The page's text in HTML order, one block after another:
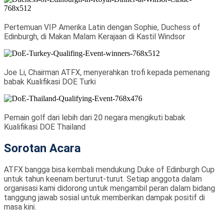
Pertemuan VIP Amerika Latin dengan Sophie, Duchess of
Edinburgh, di Makan Malam Kerajaan di Kastil Windsor
Joe Li, Chairman ATFX, menyerahkan trofi kepada pemenang
babak Kualifikasi DOE Turki
Pemain golf dari lebih dari 20 negara mengikuti babak
Kualifikasi DOE Thailand
Sorotan Acara
ATFX bangga bisa kembali mendukung Duke of Edinburgh Cup
untuk tahun keenam berturut-turut. Setiap anggota dalam
organisasi kami didorong untuk mengambil peran dalam bidang
tanggung jawab sosial untuk memberikan dampak positif di
masa kini.